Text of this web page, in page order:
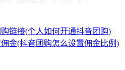
链接(个人如何开通抖音团购)
金(抖音团购怎么设置佣金比例)